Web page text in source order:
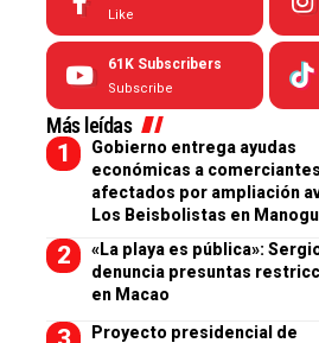
Like
61K Subscribers
Subscribe
Más leídas
Gobierno entrega ayudas
económicas a comerciantes
afectados por ampliación
Los Beisbolistas en
«La playa es pública»:
denuncia presuntas
en Macao
Proyecto presidencial de